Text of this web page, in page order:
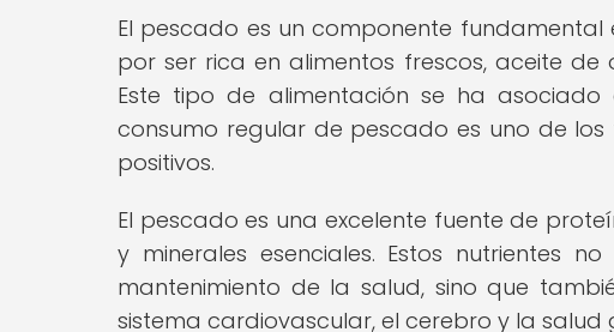
El pescado es un componente
por ser rica en alimentos frescos, aceite de
Este tipo de alimentación se ha
consumo regular de pescado es uno de
positivos.
El pescado es una excelente fuente de
y minerales esenciales. Estos nutrientes
mantenimiento de la salud, sino que
sistema cardiovascular, el cerebro y la salud